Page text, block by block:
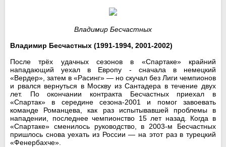
Владимир Бесчастных
Владимир Бесчастных (1991-1994, 2001-2002)
После трёх удачных сезонов в «Спартаке» крайний
нападающий уехал в Европу - сначала в немецкий
«Вердер», затем в «Расинг» — но скучал без Лиги чемпионов
и рвался вернуться в Москву из Сантадера в течение двух
лет. По окончании контракта Бесчастных приехал в
«Спартак» в середине сезона-2001 и помог завоевать
команде Романцева, как раз испытывавшей проблемы в
нападении, последнее чемпионство 15 лет назад. Когда в
«Спартаке» сменилось руководство, в 2003-м Бесчастных
пришлось снова уехать из России — на этот раз в турецкий
«Фенербахче».